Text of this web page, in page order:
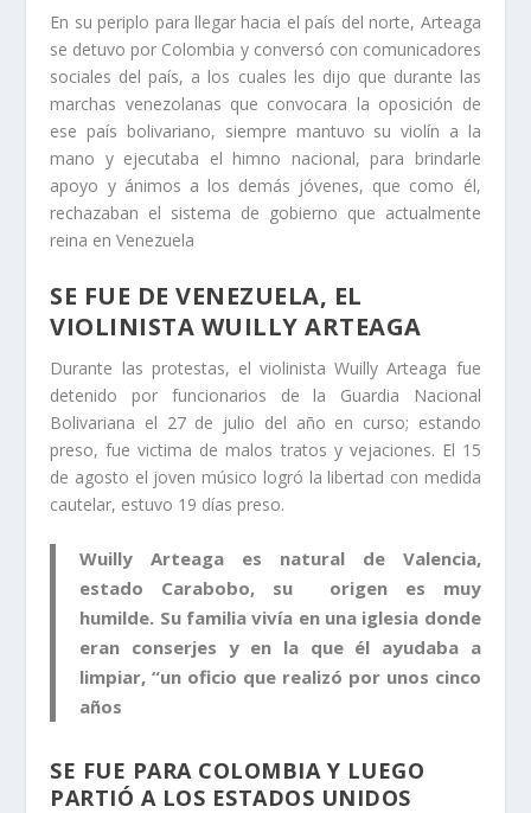
En su periplo para llegar hacia el país del norte, Arteaga
se detuvo por Colombia y conversó con comunicadores
sociales del país, a los cuales les dijo que durante las
marchas venezolanas que convocara la oposición de
ese país bolivariano, siempre mantuvo su violín a la
mano y ejecutaba el himno nacional, para brindarle
apoyo y ánimos a los demás jóvenes, que como él,
rechazaban el sistema de gobierno que actualmente
reina en Venezuela
SE FUE DE VENEZUELA, EL
VIOLINISTA WUILLY ARTEAGA
Durante las protestas, el violinista Wuilly Arteaga fue
detenido por funcionarios de la Guardia Nacional
Bolivariana el 27 de julio del año en curso; estando
preso, fue victima de malos tratos y vejaciones. El 15
de agosto el joven músico logró la libertad con medida
cautelar, estuvo 19 días preso.
Wuilly Arteaga es natural de Valencia,
estado Carabobo, su origen es muy
humilde. Su familia vivía en una iglesia donde
eran conserjes y en la que él ayudaba a
limpiar, “un oficio que realizó por unos cinco
años
SE FUE PARA COLOMBIA Y LUEGO
PARTIÓ A LOS ESTADOS UNIDOS